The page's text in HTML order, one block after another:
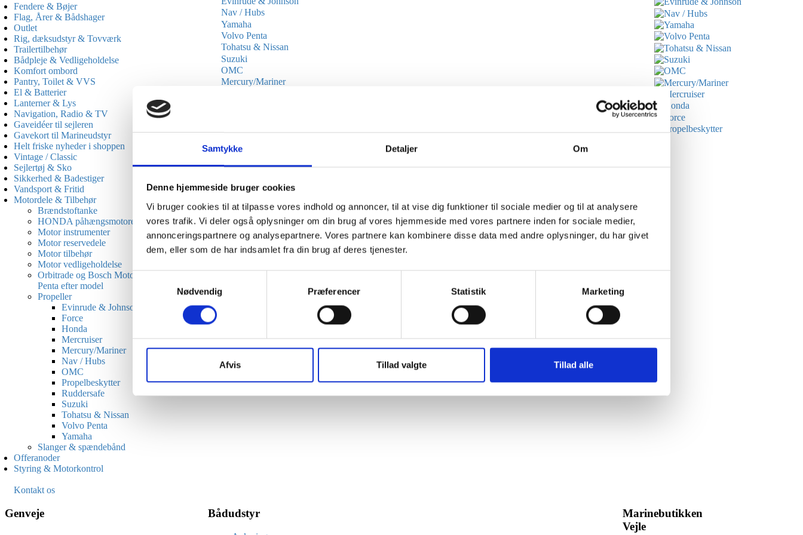
Samtykke Detaljer Om
Denne hjemmeside bruger cookies
Vi bruger cookies til at tilpasse vores indhold og annoncer, til at vise dig funktioner til sociale medier og til at analysere
vores trafik. Vi deler også oplysninger om din brug af vores hjemmeside med vores partnere inden for sociale medier,
annonceringspartnere og analysepartnere. Vores partnere kan kombinere disse data med andre oplysninger, du har givet
dem, eller som de har indsamlet fra din brug af deres tjenester.
Samtykkevalg
Nødvendig
Præferencer Statistik Marketing
Afvis Tillad valgte Tillad alle
Fendere & Bøjer
Flag, Årer & Bådshager
Outlet
Rig, dæksudstyr & Tovværk
Trailertilbehør
Bådpleje & Vedligeholdelse
Komfort ombord
Pantry, Toilet & VVS
El & Batterier
Lanterner & Lys
Navigation, Radio & TV
Gaveidéer til sejleren
Gavekort til Marineudstyr
Helt friske nyheder i shoppen
Vintage / Classic
Sejlertøj & Sko
Sikkerhed & Badestiger
Vandsport & Fritid
Motordele & Tilbehør
Brændstoftanke
HONDA påhængsmotorer
Motor instrumenter
Motor reservedele
Motor tilbehør
Motor vedligeholdelse
Orbitrade og Bosch Motordele til Volvo
Penta efter model
Propeller
Evinrude & Johnson
Force
Honda
Mercruiser
Mercury/Mariner
Nav / Hubs
OMC
Propelbeskytter
Ruddersafe
Suzuki
Tohatsu & Nissan
Volvo Penta
Yamaha
Slanger & spændebånd
Offeranoder
Styring & Motorkontrol
Kontakt os
Nav / Hubs
Yamaha
Volvo Penta
Tohatsu & Nissan
Suzuki
OMC
Mercury/Mariner
3 & 4-bladede Express propeller samt originale Quicksilver & Hustler-propeller i mangs størrelser.
Husk at vælge nav hvor propellen ikke er angivet med antal stråler.
Genveje Bådudstyr
Marinebutikken
Vejle